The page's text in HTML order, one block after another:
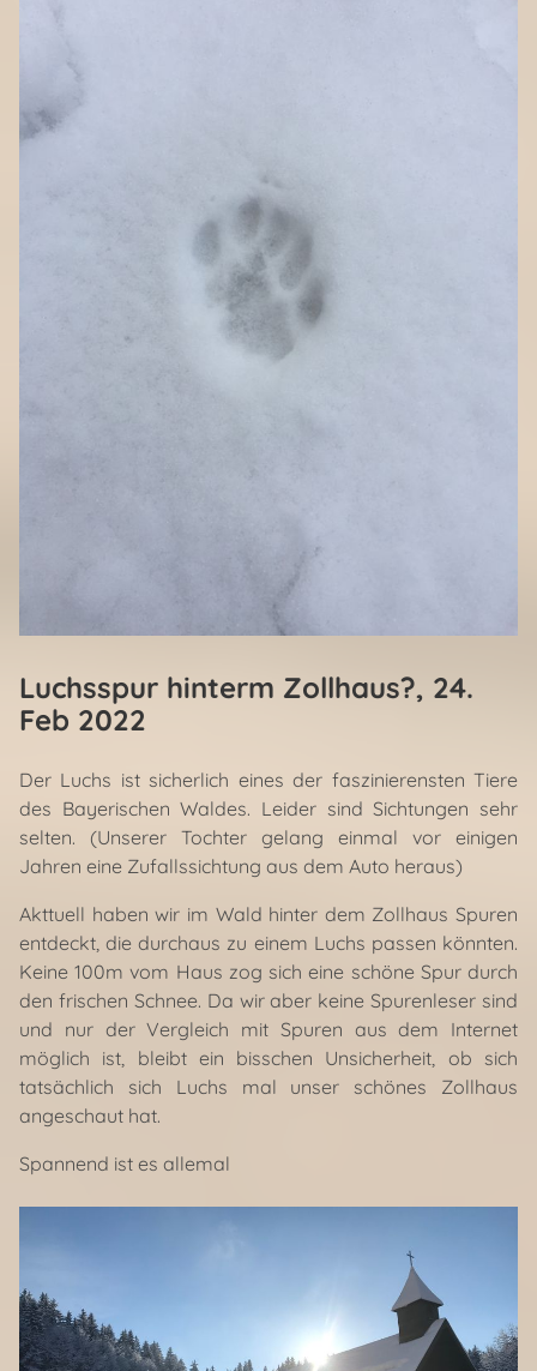
Luchsspur hinterm Zollhaus?, 24.
Feb 2022
Der Luchs ist sicherlich eines der faszinierensten Tiere
des Bayerischen Waldes. Leider sind Sichtungen sehr
selten. (Unserer Tochter gelang einmal vor einigen
Jahren eine Zufallssichtung aus dem Auto heraus)
Akttuell haben wir im Wald hinter dem Zollhaus Spuren
entdeckt, die durchaus zu einem Luchs passen könnten.
Keine 100m vom Haus zog sich eine schöne Spur durch
den frischen Schnee. Da wir aber keine Spurenleser sind
und nur der Vergleich mit Spuren aus dem Internet
möglich ist, bleibt ein bisschen Unsicherheit, ob sich
tatsächlich sich Luchs mal unser schönes Zollhaus
angeschaut hat.
Spannend ist es allemal